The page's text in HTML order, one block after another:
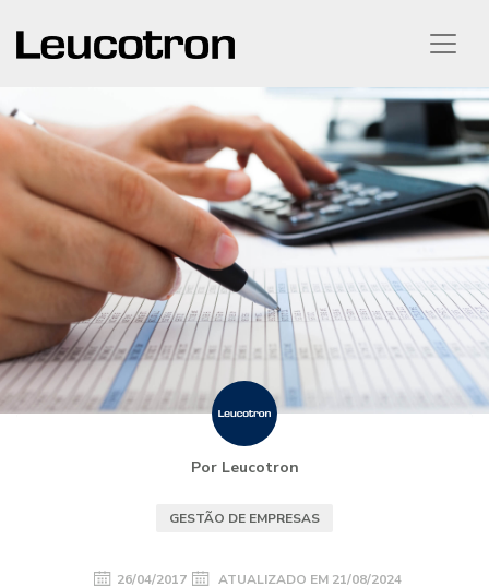
Por Leucotron
GESTÃO DE EMPRESAS
26/04/2017 ATUALIZADO EM 21/08/2024